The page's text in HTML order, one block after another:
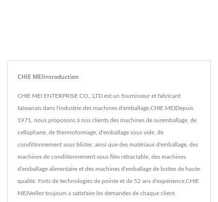
CHIE MEIIntroduction
CHIE MEI ENTERPRISE CO., LTD.est un fournisseur et fabricant
taïwanais dans l'industrie des machines d'emballage.CHIE MEIDepuis
1971, nous proposons à nos clients des machines de suremballage, de
cellophane, de thermoformage, d'emballage sous vide, de
conditionnement sous blister, ainsi que des matériaux d'emballage, des
machines de conditionnement sous film rétractable, des machines
d'emballage alimentaire et des machines d'emballage de boîtes de haute
qualité. Forts de technologies de pointe et de 52 ans d'expérience,CHIE
MEIVeillez toujours à satisfaire les demandes de chaque client.